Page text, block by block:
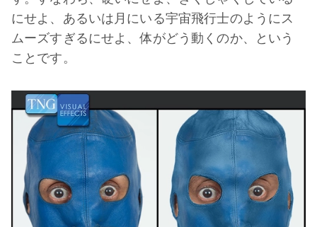
にせよ、あるいは月にいる宇宙飛行士のようにス
ムーズすぎるにせよ、体がどう動くのか、という
ことです。